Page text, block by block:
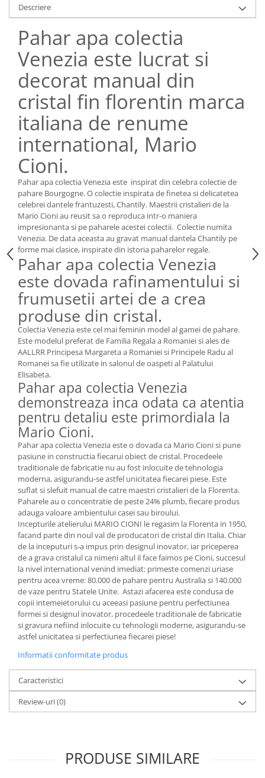
ARRIS
CELESTIAL PLATINUM
CORNUCOPIA
INTAGLIO
JASPER CONRAN GOLD
RENAISSANCE GOLD
ANTHEMION BLUE
BUTTERFLY BLOOM
OLD COUNTRY ROSES
PASHMINA
SIGNET PLATINUM
CELESTIAL GOLD
NATURE
CHINOISERIE WHITE
JASPER CONRAN WHITE
GILDED MUSE
WONDERLUST
MORRIS&AMP;CO
KINGSLEY
SERENDIPITY GOLD
SERENDIPITY PLATINUM
CHELSEA
MEDICEA
CELESTIAL
PATCHWORK WILLOW
BLUE LILY
HIBISCUS
SWAN
FLORENTINE TURQUOISE
ANTHEMION GREY
ORCHARD
CREATURES OF CURIOSITY
JARDIN
RENAISSANCE RED
SERENDIPITY WHITE
FLOWER FESTIVAL BLUE
FLOWER FESTIVAL RED
LOVE BIRDS
CHIQUE VERDE
CHIQUE ROZ
CHIQUE STRIPES VERDE
Royal White
CHIQUE STRIPES GALBEN
CHIQUE GALBEN
Descriere
Pahar apa colectia
Venezia este lucrat si
decorat manual din
cristal fin florentin marca
italiana de renume
international, Mario
Cioni.
Pahar apa colectia Venezia este inspirat din celebra colectie de
pahare Bourgogne. O colectie inspirata de finetea si delicatetea
celebrei dantele frantuzesti, Chantily. Maestrii cristalieri de la
Mario Cioni au reusit sa o reproduca intr-o maniera
impresionanta si pe paharele acestei colectii. Colectie numita
Venezia. De data aceasta au gravat manual dantela Chantily pe
forme mai clasice, inspirate din istoria paharelor regale.
Pahar apa colectia Venezia
este dovada rafinamentului si
frumusetii artei de a crea
produse din cristal.
Colectia Venezia este cel mai feminin model al gamei de pahare.
Este modelul preferat de Familia Regala a Romaniei si ales de
AALLRR Principesa Margareta a Romaniei si Principele Radu al
Romanei sa fie utilizate in salonul de oaspeti al Palatului
Elisabeta.
Pahar apa colectia Venezia
demonstreaza inca odata ca atentia
pentru detaliu este primordiala la
Mario Cioni.
Pahar apa colectia Venezia este o dovada ca Mario Cioni si pune
pasiune in constructia fiecarui obiect de cristal. Procedeele
traditionale de fabricatie nu au fost inlocuite de tehnologia
moderna, asigurandu-se astfel unicitatea fiecarei piese. Este
suflat si slefuit manual de catre maestri cristalieri de la Florenta.
Paharele au o concentratie de peste 24% plumb, fiecare produs
adauga valoare ambientului casei sau biroului.
Incepturile atelierului MARIO CIONI le regasim la Florenta in 1950,
facand parte din noul val de producatori de cristal din Italia. Chiar
de la inceputuri s-a impus prin designul inovator, iar priceperea
de a grava cristalul ca nimeni altul il face faimos pe Cioni, succesul
la nivel international venind imediat: primeste comenzi uriase
pentru acea vreme: 80.000 de pahare pentru Australia si 140.000
de vaze pentru Statele Unite. Astazi afacerea este condusa de
copii intemeietorului cu aceeasi pasiune pentru perfectiunea
formei si designul inovator, procedeele traditionale de fabricatie
si gravura nefiind inlocuite cu tehnologii moderne, asigurandu-se
astfel unicitatea si perfectiunea fiecarei piese!
Informatii conformitate produs
Caracteristici
Review-uri(0)
PRODUSE SIMILARE